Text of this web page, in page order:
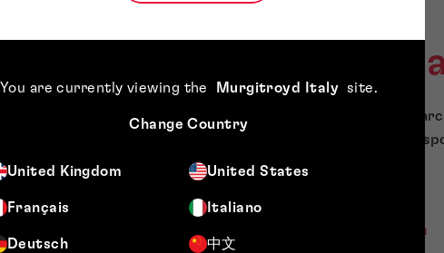
You are currently viewing the Murgitroyd Italy site.
Change Country
United Kingdom United States
Français Italiano
Deutsch 中文
Non esitare a
dei nostri esperti ti
info@murgitroyd.com